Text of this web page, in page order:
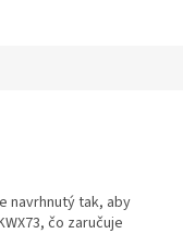
navrhnutý tak, aby
čo zaručuje